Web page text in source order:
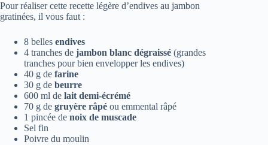
Pour réaliser cette recette légère d’endives au jambon
gratinées, il vous faut :
8 belles endives
4 tranches de jambon blanc dégraissé (grandes
tranches pour bien envelopper les endives)
40 g de farine
30 g de beurre
600 ml de lait demi-écrémé
70 g de gruyère râpé ou emmental râpé
1 pincée de noix de muscade
Sel fin
Poivre du moulin